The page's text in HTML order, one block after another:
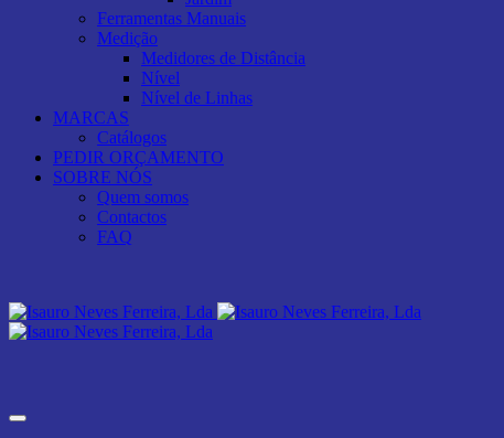
Ferramentas Manuais
Medição
Medidores de Distância
Nível
Nível de Linhas
MARCAS
Catálogos
PEDIR ORÇAMENTO
SOBRE NÓS
Quem somos
Contactos
FAQ